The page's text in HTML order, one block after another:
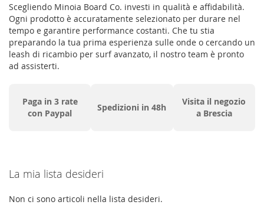
Scegliendo Minoia Board Co. investi in qualità e affidabilità.
Ogni prodotto è accuratamente selezionato per durare nel
tempo e garantire performance costanti. Che tu stia
preparando la tua prima esperienza sulle onde o cercando un
leash di ricambio per surf avanzato, il nostro team è pronto
ad assisterti.
Paga in 3 rate
con Paypal
Spedizioni in 48h
Visita il negozio
a Brescia
La mia lista desideri
Non ci sono articoli nella lista desideri.